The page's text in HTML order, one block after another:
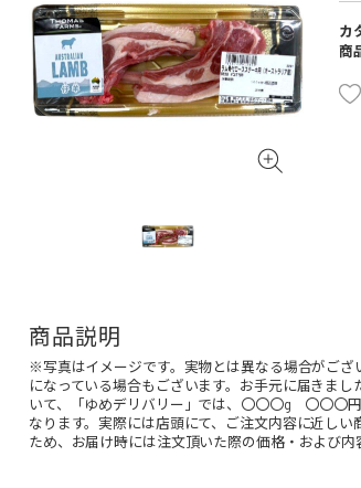
カ
商
商品説明
※写真はイメージです。実物とは異なる場合がご
になっている場合もございます。お手元に届きま
いて、「ゆめデリバリー」では、〇〇〇g 〇〇〇
なります。実際には店頭にて、ご注文内容に近し
ため、お届け時には注文頂いた際の価格・および